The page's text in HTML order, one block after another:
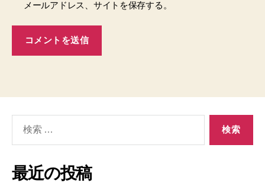
メールアドレス、サイトを保存する。
象:
最近の投稿